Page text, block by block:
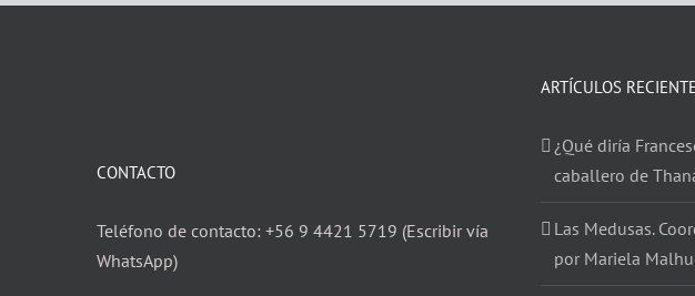
CONTACTO
Teléfono de contacto: +56 9 4421 5719 (Escribir vía
WhatsApp)
ARTÍCULOS
¿Qué diría
caballero de
Las Medusas.
por Mariela